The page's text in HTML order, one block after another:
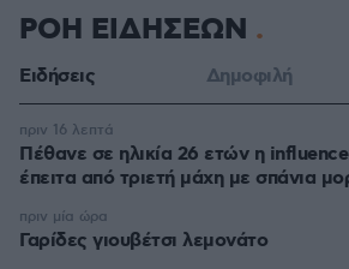
ΡΟΗ ΕΙΔΗΣΕΩΝ
Ειδήσεις Δημοφιλή
Πέθανε σε ηλικία 26 ετών η
έπειτα από τριετή μάχη με σπάνια
πριν 16 λεπτά
Γαρίδες γιουβέτσι λεμονάτο
πριν μία ώρα